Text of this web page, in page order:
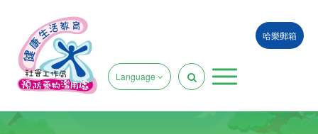
哈樂郵箱
Language